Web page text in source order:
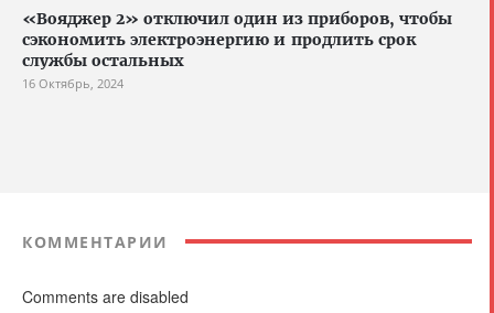
«Вояджер 2» отключил один из приборов, чтобы
сэкономить электроэнергию и продлить срок
службы остальных
16 Октябрь, 2024
КОММЕНТАРИИ
Comments are disabled